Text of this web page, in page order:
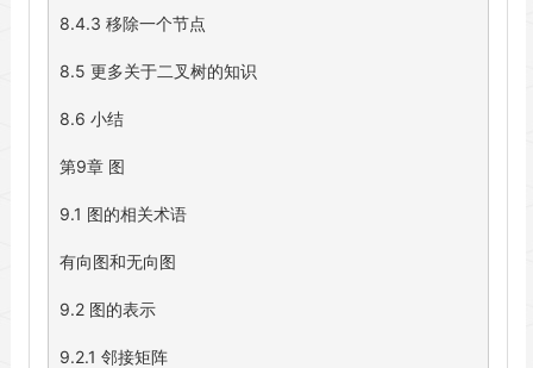
8.4.3 移除一个节点
8.5 更多关于二叉树的知识
8.6 小结
第9章 图
9.1 图的相关术语
有向图和无向图
9.2 图的表示
9.2.1 邻接矩阵